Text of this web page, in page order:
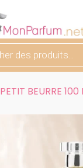
PETIT BEURRE 100